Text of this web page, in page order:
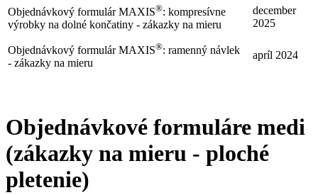
Objednávkový formulár MAXIS®: kompresívne
výrobky na dolné končatiny - zákazky na mieru
december
2025
Objednávkový formulár MAXIS®: ramenný návlek
- zákazky na mieru
apríl 2024
Objednávkové formuláre medi
(zákazky na mieru - ploché
pletenie)